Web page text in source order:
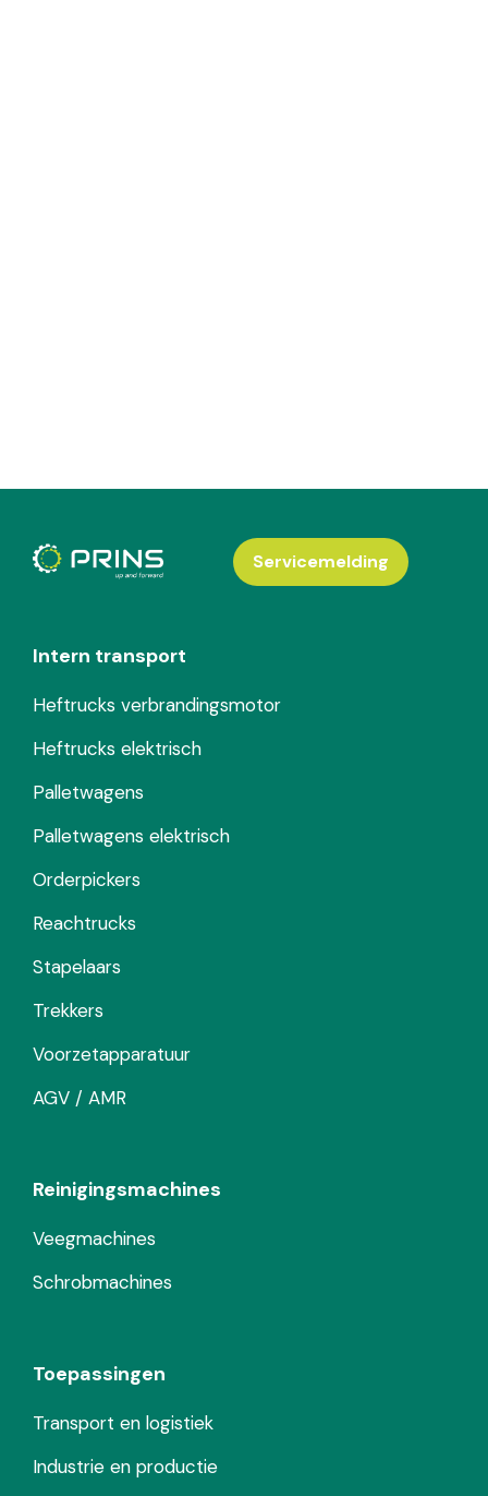
Intern transport
Heftrucks verbrandingsmotor
Heftrucks elektrisch
Palletwagens
Palletwagens elektrisch
Orderpickers
Reachtrucks
Stapelaars
Trekkers
Voorzetapparatuur
AGV / AMR
Reinigingsmachines
Veegmachines
Schrobmachines
Toepassingen
Transport en logistiek
Industrie en productie
Servicemelding